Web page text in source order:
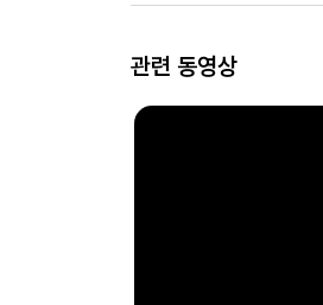
관련 동영상